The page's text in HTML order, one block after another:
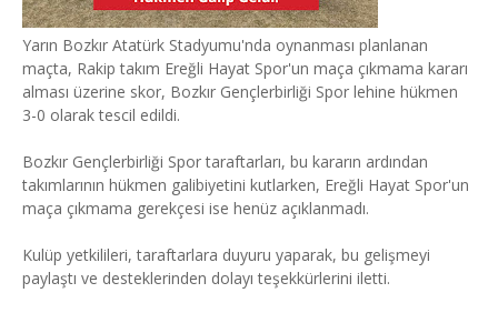
Yarın Bozkır Atatürk Stadyumu'nda oynanması planlanan
maçta, Rakip takım Ereğli Hayat Spor'un maça çıkmama kararı
alması üzerine skor, Bozkır Gençlerbirliği Spor lehine hükmen
3-0 olarak tescil edildi.
Bozkır Gençlerbirliği Spor taraftarları, bu kararın ardından
takımlarının hükmen galibiyetini kutlarken, Ereğli Hayat Spor'un
maça çıkmama gerekçesi ise henüz açıklanmadı.
Kulüp yetkilileri, taraftarlara duyuru yaparak, bu gelişmeyi
paylaştı ve desteklerinden dolayı teşekkürlerini iletti.